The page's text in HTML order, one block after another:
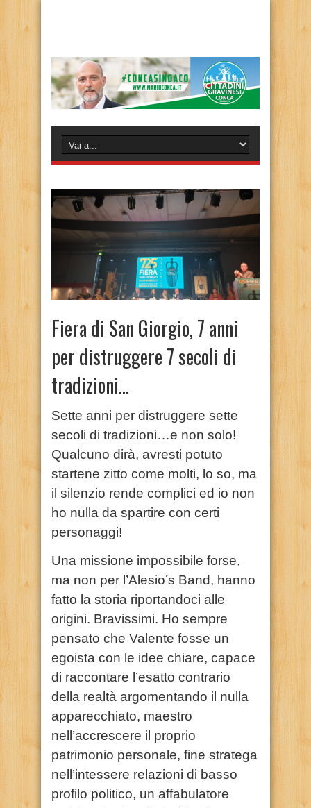
Fiera di San Giorgio, 7 anni
per distruggere 7 secoli di
tradizioni…
Sette anni per distruggere sette
secoli di tradizioni…e non solo!
Qualcuno dirà, avresti potuto
startene zitto come molti, lo so, ma
il silenzio rende complici ed io non
ho nulla da spartire con certi
personaggi!
Una missione impossibile forse,
ma non per l’Alesio’s Band, hanno
fatto la storia riportandoci alle
origini. Bravissimi. Ho sempre
pensato che Valente fosse un
egoista con le idee chiare, capace
di raccontare l’esatto contrario
della realtà argomentando il nulla
apparecchiato, maestro
nell’accrescere il proprio
patrimonio personale, fine stratega
nell’intessere relazioni di basso
profilo politico, un affabulatore